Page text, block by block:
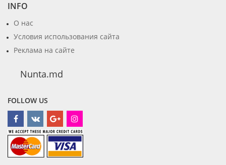
INFO
О нас
Условия использования сайта
Реклама на сайте
Nunta.md
FOLLOW US